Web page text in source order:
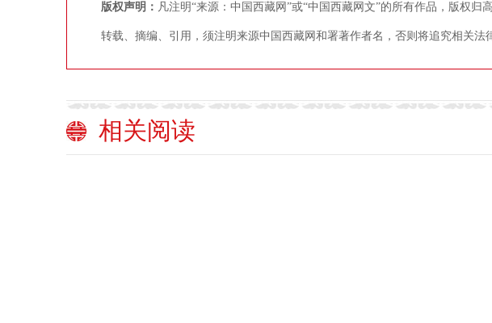
版权声明： 凡注明“来源：中国西藏网”或“中国西藏网文”的所有作品，版权
转载、摘编、引用，须注明来源中国西藏网和署著作者名，否则将追究相关法
相关阅读